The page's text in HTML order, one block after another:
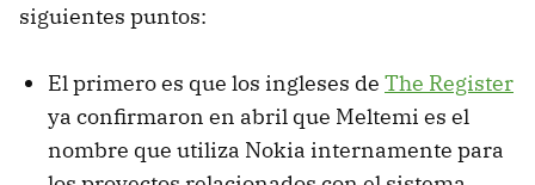
siguientes puntos:
El primero es que los ingleses de The Register
ya confirmaron en abril que Meltemi es el
nombre que utiliza Nokia internamente para